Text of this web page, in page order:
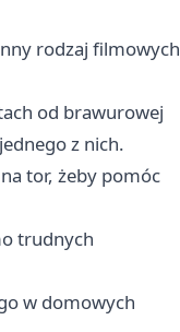
rodzaj filmowych
od brawurowej
z nich.
tor, żeby pomóc
trudnych
w domowych